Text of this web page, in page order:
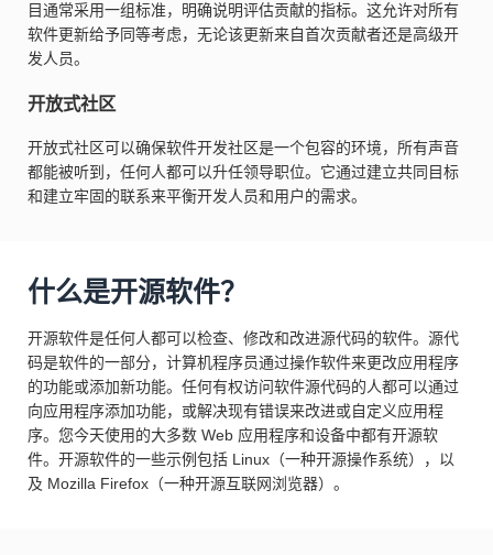
目通常采用一组标准，明确说明评估贡献的指标。这允许对所有
软件更新给予同等考虑，无论该更新来自首次贡献者还是高级开
发人员。
开放式社区
开放式社区可以确保软件开发社区是一个包容的环境，所有声音
都能被听到，任何人都可以升任领导职位。它通过建立共同目标
和建立牢固的联系来平衡开发人员和用户的需求。
什么是开源软件？
开源软件是任何人都可以检查、修改和改进源代码的软件。源代
码是软件的一部分，计算机程序员通过操作软件来更改应用程序
的功能或添加新功能。任何有权访问软件源代码的人都可以通过
向应用程序添加功能，或解决现有错误来改进或自定义应用程
序。您今天使用的大多数 Web 应用程序和设备中都有开源软
件。开源软件的一些示例包括 Linux（一种开源操作系统），以
及 Mozilla Firefox（一种开源互联网浏览器）。